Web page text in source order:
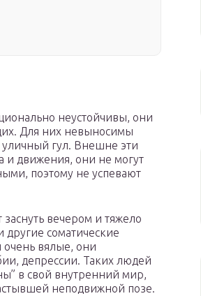
неустойчивы, они
Для них невыносимы
гул. Внешне эти
и движения, они не могут
поэтому не успевают
вечером и тяжело
другие соматические
очень вялые, они
депрессии. Таких людей
в свой внутренний мир,
неподвижной позе.